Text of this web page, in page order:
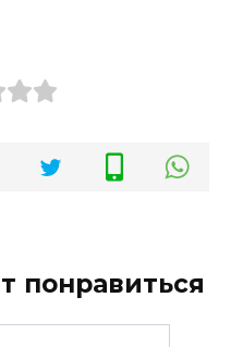
понравиться